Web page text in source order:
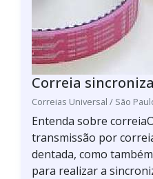
Correia
Correias Universal / São
Entenda sobre
transmissão por
dentada, como
para realizar a